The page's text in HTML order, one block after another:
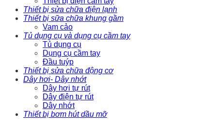
Thiết bị sửa chữa điện lạnh
Thiết bị sữa chữa khung gầm
Vam cảo
Tủ dụng cụ và dụng cụ cầm tay
Tủ dụng cụ
Dụng cụ cầm tay
Đầu tuýp
Thiết bị sửa chữa động cơ
Dây hơi- Dây nhớt
Dây hơi tự rút
Dây điện tự rút
Dây nhớt
Thiết bị bơm hút dầu mỡ